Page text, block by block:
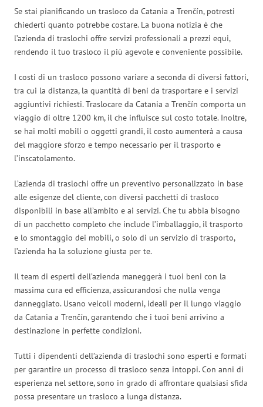
Se stai pianificando un trasloco da Catania a Trenčín, potresti
chiederti quanto potrebbe costare. La buona notizia è che
l’azienda di traslochi offre servizi professionali a prezzi equi,
rendendo il tuo trasloco il più agevole e conveniente possibile.
I costi di un trasloco possono variare a seconda di diversi fattori,
tra cui la distanza, la quantità di beni da trasportare e i servizi
aggiuntivi richiesti. Traslocare da Catania a Trenčín comporta un
viaggio di oltre 1200 km, il che influisce sul costo totale. Inoltre,
se hai molti mobili o oggetti grandi, il costo aumenterà a causa
del maggiore sforzo e tempo necessario per il trasporto e
l’inscatolamento.
L’azienda di traslochi offre un preventivo personalizzato in base
alle esigenze del cliente, con diversi pacchetti di trasloco
disponibili in base all’ambito e ai servizi. Che tu abbia bisogno
di un pacchetto completo che include l’imballaggio, il trasporto
e lo smontaggio dei mobili, o solo di un servizio di trasporto,
l’azienda ha la soluzione giusta per te.
Il team di esperti dell’azienda maneggerà i tuoi beni con la
massima cura ed efficienza, assicurandosi che nulla venga
danneggiato. Usano veicoli moderni, ideali per il lungo viaggio
da Catania a Trenčín, garantendo che i tuoi beni arrivino a
destinazione in perfette condizioni.
Tutti i dipendenti dell’azienda di traslochi sono esperti e formati
per garantire un processo di trasloco senza intoppi. Con anni di
esperienza nel settore, sono in grado di affrontare qualsiasi sfida
possa presentare un trasloco a lunga distanza.